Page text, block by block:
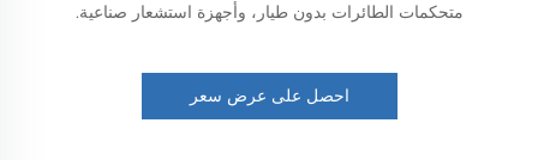
متحكمات الطائرات بدون طيار، وأجهزة استشعار صناعية.
احصل على عرض سعر